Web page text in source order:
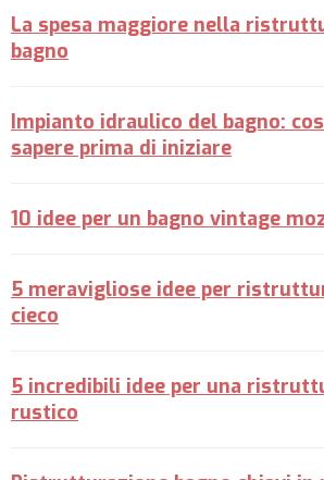
La spesa maggiore nella
bagno
Impianto idraulico del bagno:
sapere prima di iniziare
10 idee per un bagno vintage
5 meravigliose idee per
cieco
5 incredibili idee per una
rustico